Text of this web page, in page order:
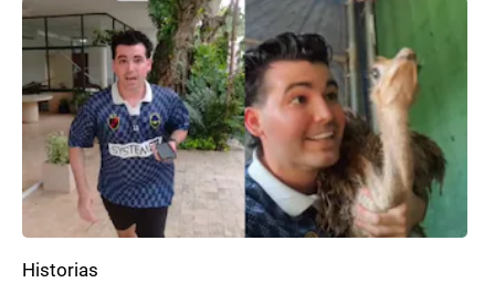
Historias